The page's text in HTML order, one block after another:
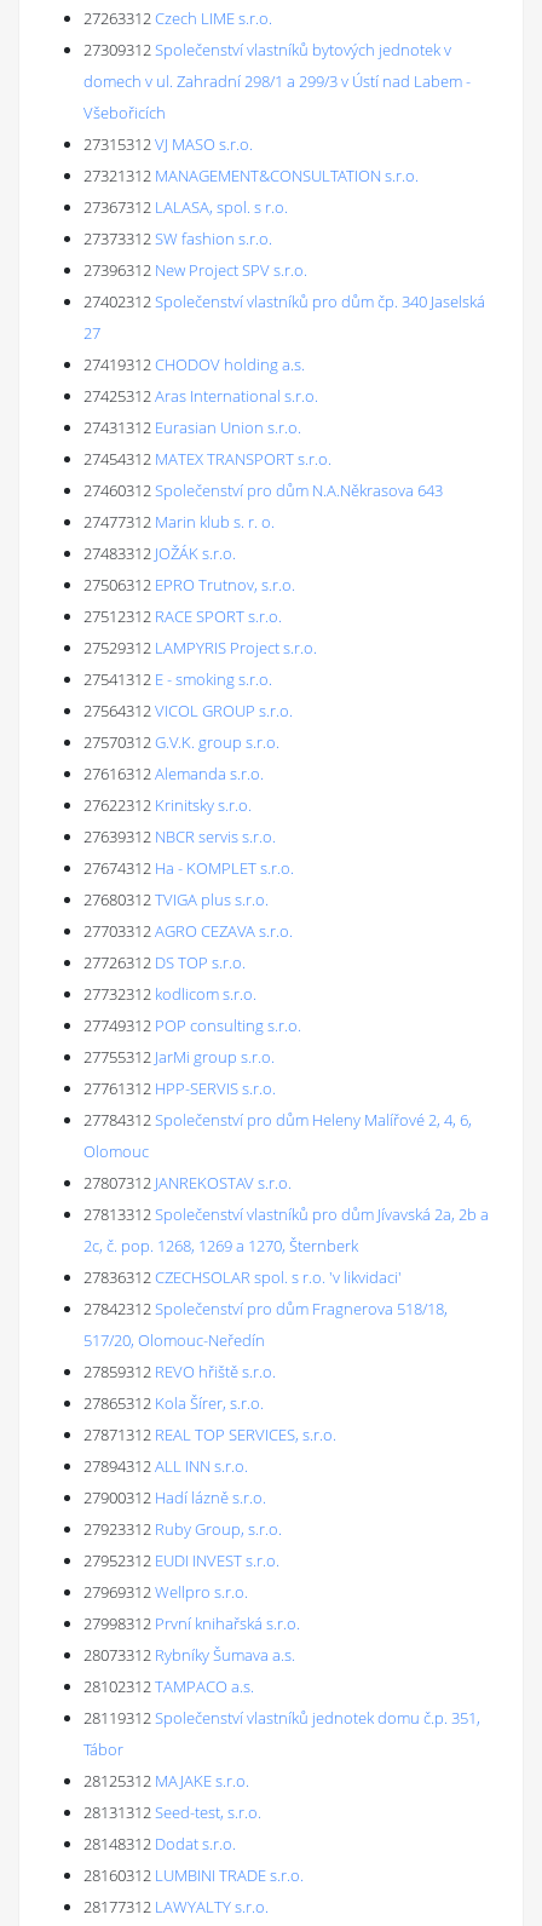
27263312Czech LIME s.r.o.
27309312Společenství vlastníků bytových jednotek v
domech v ul. Zahradní 298/1 a 299/3 v Ústí nad Labem -
Všebořicích
27315312VJ MASO s.r.o.
27321312 MANAGEMENT&CONSULTATION s.r.o.
27367312 LALASA, spol. s r.o.
27373312SW fashion s.r.o.
27396312 New Project SPV s.r.o.
27402312Společenství vlastníků pro dům čp. 340 Jaselská
27
27419312CHODOV holding a.s.
27425312Aras International s.r.o.
27431312 Eurasian Union s.r.o.
27454312 MATEX TRANSPORT s.r.o.
27460312Společenství pro dům N.A.Někrasova 643
27477312 Marin klub s. r. o.
27483312 JOŽÁK s.r.o.
27506312 EPRO Trutnov, s.r.o.
27512312 RACE SPORT s.r.o.
27529312 LAMPYRIS Project s.r.o.
27541312 E - smoking s.r.o.
27564312VICOL GROUP s.r.o.
27570312G.V.K. group s.r.o.
27616312Alemanda s.r.o.
27622312 Krinitsky s.r.o.
27639312 NBCR servis s.r.o.
27674312 Ha - KOMPLET s.r.o.
27680312TVIGA plus s.r.o.
27703312AGRO CEZAVA s.r.o.
27726312 DS TOP s.r.o.
27732312 kodlicom s.r.o.
27749312 POP consulting s.r.o.
27755312 JarMi group s.r.o.
27761312 HPP-SERVIS s.r.o.
27784312Společenství pro dům Heleny Malířové 2, 4, 6,
Olomouc
27807312 JANREKOSTAV s.r.o.
27813312Společenství vlastníků pro dům Jívavská 2a, 2b a
2c, č. pop. 1268, 1269 a 1270, Šternberk
27836312CZECHSOLAR spol. s r.o. 'v likvidaci'
27842312Společenství pro dům Fragnerova 518/18,
517/20, Olomouc-Neředín
27859312 REVO hřiště s.r.o.
27865312 Kola Šírer, s.r.o.
27871312 REAL TOP SERVICES, s.r.o.
27894312ALL INN s.r.o.
27900312 Hadí lázně s.r.o.
27923312 Ruby Group, s.r.o.
27952312 EUDI INVEST s.r.o.
27969312Wellpro s.r.o.
27998312 První knihařská s.r.o.
28073312 Rybníky Šumava a.s.
28102312TAMPACO a.s.
28119312Společenství vlastníků jednotek domu č.p. 351,
Tábor
28125312 MAJAKE s.r.o.
28131312Seed-test, s.r.o.
28148312 Dodat s.r.o.
28160312 LUMBINI TRADE s.r.o.
28177312 LAWYALTY s.r.o.